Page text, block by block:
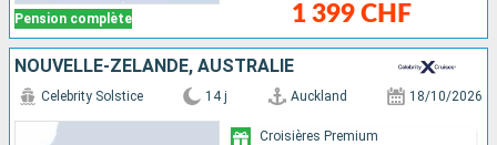
Pension complète 1 399 CHF
NOUVELLE-ZÉLANDE, AUSTRALIE
Celebrity Solstice 14 j Auckland 18/10/2026
Croisières Premium